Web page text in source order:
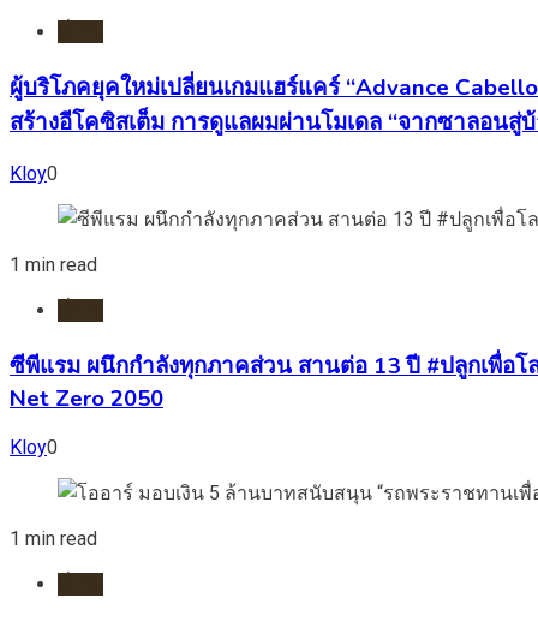
ผู้บริโภคยุคใหม่เปลี่ยนเกมแฮร์แคร์ “Advance
สร้างอีโคซิสเต็ม การดูแลผมผ่านโมเดล “จากซาลอนสู่
Kloy0
1 min read
ซีพีแรม ผนึกกำลังทุกภาคส่วน สานต่อ 13 ปี #ปลูกเพื่อ
Net Zero 2050
Kloy0
1 min read